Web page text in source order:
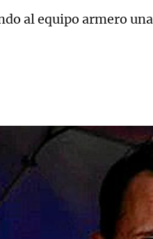
al equipo armero